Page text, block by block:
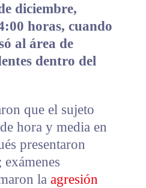
diciembre,
horas, cuando
al área de
dentro del
que el sujeto
hora y media en
presentaron
la agresión